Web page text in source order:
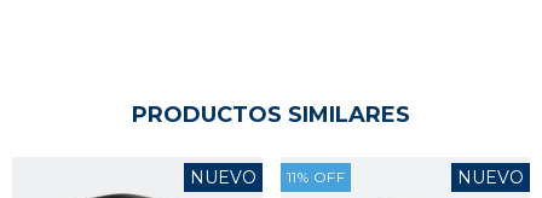
PRODUCTOS SIMILARES
NUEVO 11% OFF NUEVO